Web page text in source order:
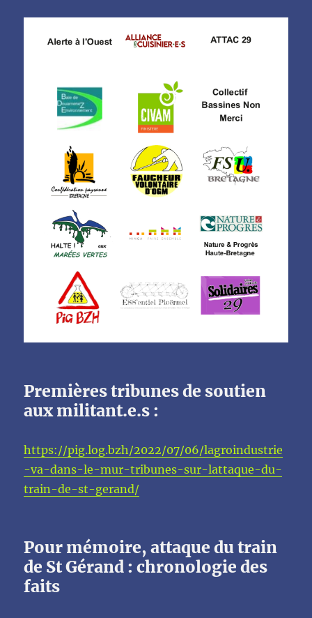
Premières tribunes de soutien
aux militant.e.s :
https://pig.log.bzh/2022/07/06/lagroindustrie
-va-dans-le-mur-tribunes-sur-lattaque-du-
train-de-st-gerand/
Pour mémoire, attaque du train
de St Gérand : chronologie des
faits